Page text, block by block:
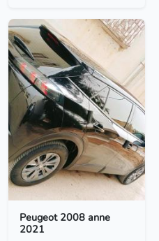
Peugeot 2008 anne
2021